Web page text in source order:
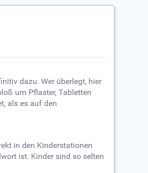
dazu. Wer überlegt, hier
um Pflaster, Tabletten
als es auf den
in den Kinderstationen
ist. Kinder sind so selten